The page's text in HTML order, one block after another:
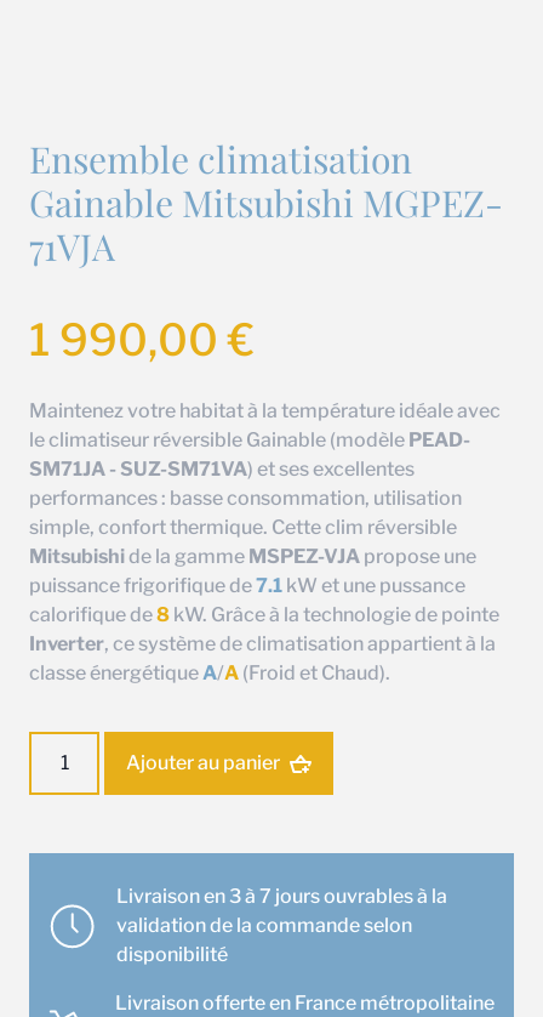
Ensemble climatisation
Gainable Mitsubishi MGPEZ-
71VJA
1 990,00€
Maintenez votre habitat à la température idéale avec
le climatiseur réversible Gainable (modèle PEAD-
SM71JA - SUZ-SM71VA) et ses excellentes
performances : basse consommation, utilisation
simple, confort thermique. Cette clim réversible
Mitsubishi de la gamme MSPEZ-VJA propose une
puissance frigorifique de7.1 kW et une pussance
calorifique de8 kW. Grâce à la technologie de pointe
Inverter, ce système de climatisation appartient à la
classe énergétiqueA/A (Froid et Chaud).
Mitsubishi
MGPEZ-
71VJA
Ajouter au panier
Livraison en 3 à 7 jours ouvrables à la
validation de la commande selon
disponibilité
Livraison offerte en France métropolitaine